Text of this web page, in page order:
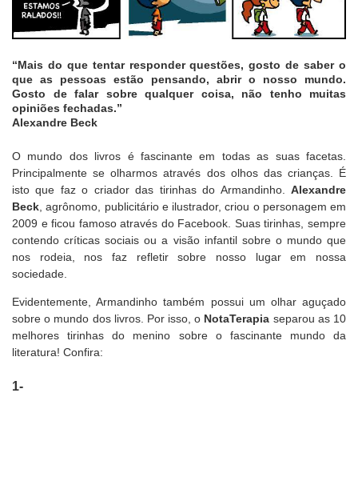
“Mais do que tentar responder questões, gosto de saber o
que as pessoas estão pensando, abrir o nosso mundo.
Gosto de falar sobre qualquer coisa, não tenho muitas
opiniões fechadas.”
Alexandre Beck
O mundo dos livros é fascinante em todas as suas facetas.
Principalmente se olharmos através dos olhos das crianças. É
isto que faz o criador das tirinhas do Armandinho. Alexandre
Beck, agrônomo, publicitário e ilustrador, criou o personagem em
2009 e ficou famoso através do Facebook. Suas tirinhas, sempre
contendo críticas sociais ou a visão infantil sobre o mundo que
nos rodeia, nos faz refletir sobre nosso lugar em nossa
sociedade.
Evidentemente, Armandinho também possui um olhar aguçado
sobre o mundo dos livros. Por isso, o NotaTerapia separou as 10
melhores tirinhas do menino sobre o fascinante mundo da
literatura! Confira:
1-